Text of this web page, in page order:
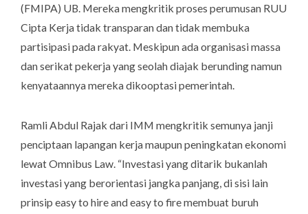
(FMIPA) UB. Mereka mengkritik proses perumusan RUU
Cipta Kerja tidak transparan dan tidak membuka
partisipasi pada rakyat. Meskipun ada organisasi massa
dan serikat pekerja yang seolah diajak berunding namun
kenyataannya mereka dikooptasi pemerintah.
Ramli Abdul Rajak dari IMM mengkritik semunya janji
penciptaan lapangan kerja maupun peningkatan ekonomi
lewatOmnibus Law. “Investasi yang ditarik bukanlah
investasi yang berorientasi jangka panjang, di sisi lain
prinsip easy to hire and easy to firemembuat buruh